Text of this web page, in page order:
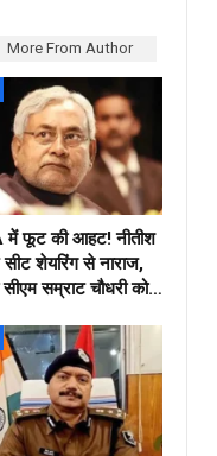
More From Author
में फूट की आहट! नीतीश
सीट शेयरिंग से नाराज,
सीएम सम्राट चौधरी को…